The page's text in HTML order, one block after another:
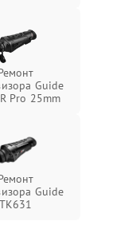
Guide
Pro 25mm
Guide
TK631